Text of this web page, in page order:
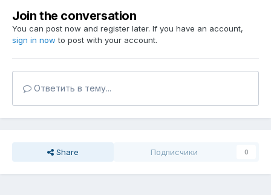
Join the conversation
You can post now and register later. If you have an account,
sign in now to post with your account.
Ответить в тему...
Share Подписчики 0